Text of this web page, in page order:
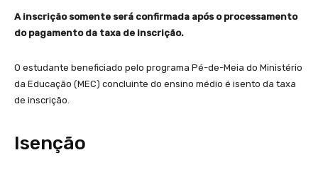
A inscrição somente será confirmada após o processamento
do pagamento da taxa de inscrição.
O estudante beneficiado pelo programa Pé-de-Meia do Ministério
da Educação (MEC) concluinte do ensino médio é isento da taxa
de inscrição.
Isenção